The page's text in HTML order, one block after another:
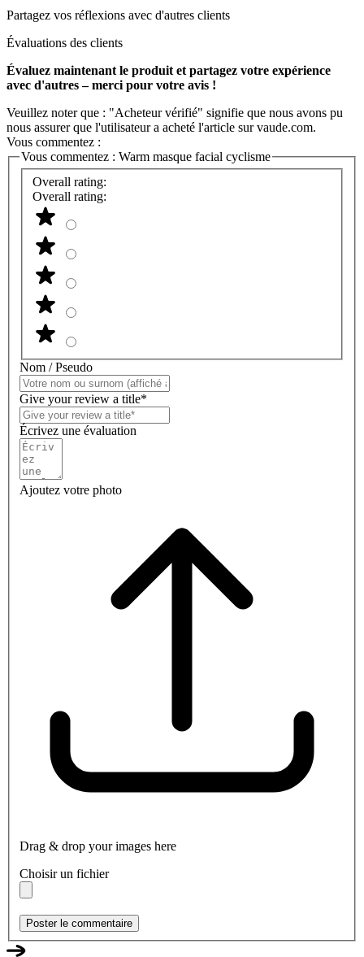
Partagez vos réflexions avec d'autres clients
Évaluations des clients
Évaluez maintenant le produit et partagez votre expérience
avec d'autres – merci pour votre avis !
Veuillez noter que : "Acheteur vérifié" signifie que nous avons pu
nous assurer que l'utilisateur a acheté l'article sur vaude.com.
Vous commentez :
Vous commentez : Warm masque facial cyclisme
Overall rating:
Overall rating:
Nom / Pseudo
Give your review a title*
Écrivez une évaluation
Ajoutez votre photo
Drag & drop your images here
Choisir un fichier
Poster le commentaire